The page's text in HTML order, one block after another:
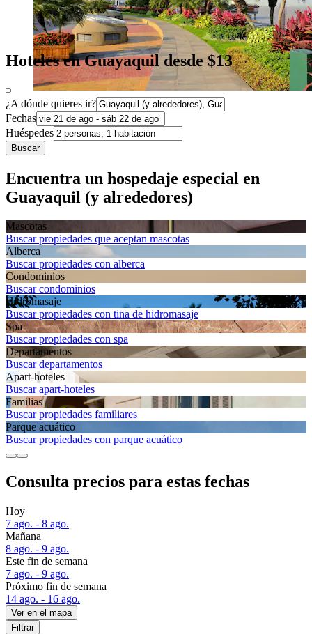
Hoteles en Guayaquil desde $13
¿A dónde quieres ir?
Fechas
Huéspedes
Buscar
Encuentra un hospedaje especial en
Guayaquil (y alrededores)
Mascotas
Buscar propiedades que aceptan mascotas
Alberca
Buscar propiedades con alberca
Condominios
Buscar condominios
Hidromasaje
Buscar propiedades con tina de hidromasaje
Spa
Buscar propiedades con spa
Departa­mentos
Buscar departamentos
Apart-hoteles
Buscar apart-hoteles
Familias
Buscar propiedades familiares
Parque acuático
Buscar propiedades con parque acuático
Consulta precios para estas fechas
Hoy
7 ago. - 8 ago.
Mañana
8 ago. - 9 ago.
Este fin de semana
7 ago. - 9 ago.
Próximo fin de semana
14 ago. - 16 ago.
Ver en el mapa
Filtrar